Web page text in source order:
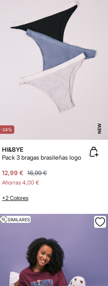
-24% NEW
HI&BYE
Pack 3 bragas brasileñas logo
12,99 € 16,99 €
Ahorras 4,00 €
+2 Colores
SIMILARES